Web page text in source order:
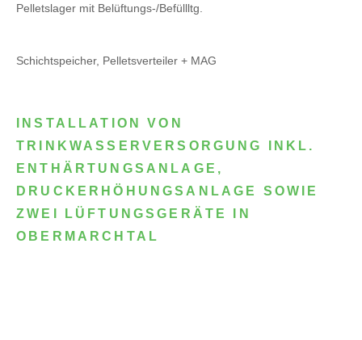
Pelletslager mit Belüftungs-/Befüllltg.
Schichtspeicher, Pelletsverteiler + MAG
INSTALLATION VON
TRINKWASSERVERSORGUNG INKL.
ENTHÄRTUNGSANLAGE,
DRUCKERHÖHUNGSANLAGE SOWIE
ZWEI LÜFTUNGSGERÄTE IN
OBERMARCHTAL